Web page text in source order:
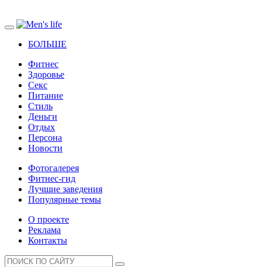
БОЛЬШЕ
Фитнес
Здоровье
Секс
Питание
Стиль
Деньги
Отдых
Персона
Новости
Фотогалерея
Фитнес-гид
Лучшие заведения
Популярные темы
О проекте
Реклама
Контакты